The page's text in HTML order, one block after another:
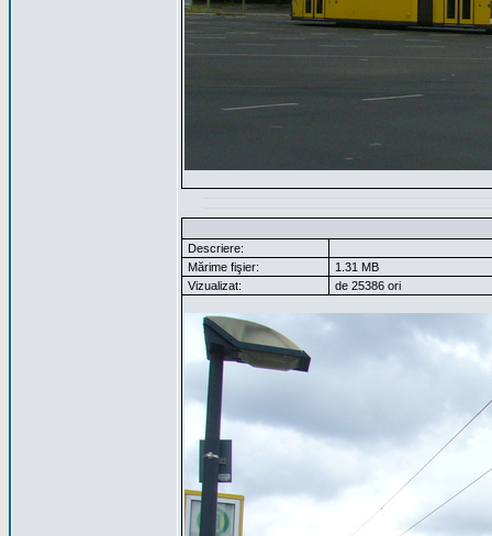
Descriere:
Mărime fişier:
1.31 MB
Vizualizat:
de 25386 ori